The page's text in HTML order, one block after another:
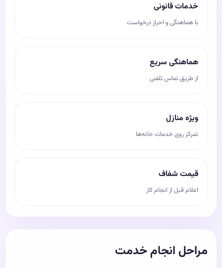
خدمات قانونی
با هماهنگی و احراز درخواست
هماهنگی سریع
از طریق تماس تلفنی
ویژه منازل
تمرکز روی خدمات خانه‌ها
قیمت شفاف
اعلام قبل از انجام کار
مراحل انجام خدمت